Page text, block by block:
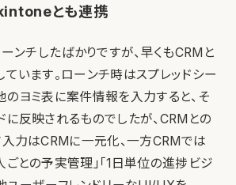
とも連携
ンチしたばかりですが、早くもCRMと
ています。ローンチ時はスプレッドシー
のヨミ表に案件情報を入力すると、そ
に反映されるものでしたが、CRMとの
入力はCRMに一元化、一方CRMでは
ごとの予実管理」「1日単位の進捗ビジ